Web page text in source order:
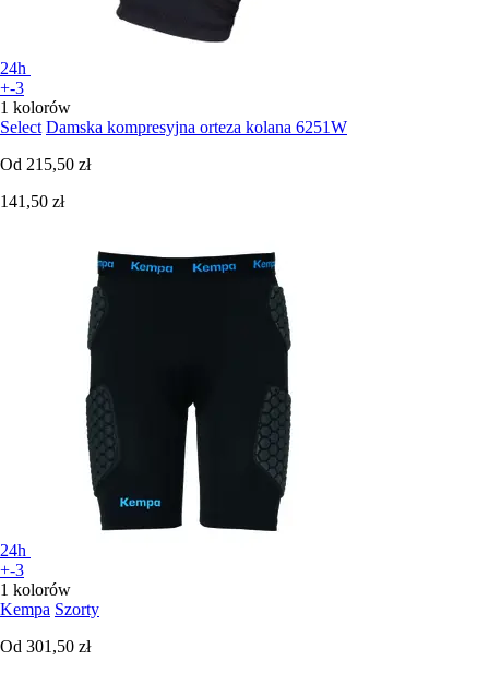
24h
+-3
1 kolorów
Select Damska kompresyjna orteza kolana 6251W
Od 215,50 zł
141,50 zł
24h
+-3
1 kolorów
Kempa Szorty
Od 301,50 zł